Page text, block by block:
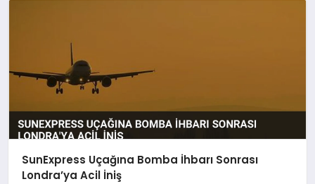
SunExpress Uçağına Bomba İhbarı Sonrası
Londra’ya Acil İniş